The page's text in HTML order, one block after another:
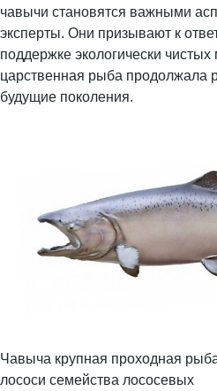
чавычи становятся важными
эксперты. Они призывают к
поддержке экологически
царственная рыба продолжала
будущие поколения.
Чавыча крупная проходная
лососи семейства лососевых